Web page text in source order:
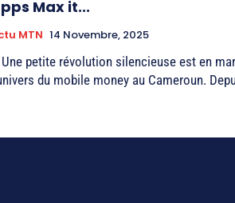
Max it...
MTN 14 Novembre, 2025
petite révolution silencieuse est en
du mobile money au Cameroun.